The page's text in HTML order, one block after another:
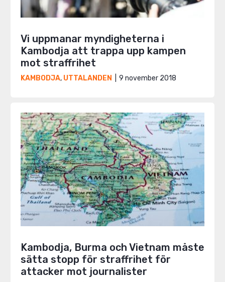
Vi uppmanar myndigheterna i
Kambodja att trappa upp kampen
mot straffrihet
KAMBODJA, UTTALANDEN 9 november 2018
Kambodja, Burma och Vietnam måste
sätta stopp för straffrihet för
attacker mot journalister